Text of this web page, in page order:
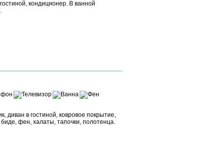
кондиционер. В ванной
диван в гостиной, ковровое покрытие,
фен, халаты, тапочки, полотенца.